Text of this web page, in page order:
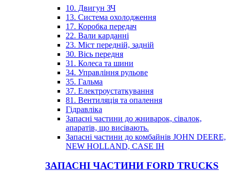
10. Двигун ЗЧ
13. Система охолодження
17. Коробка передач
22. Вали карданні
23. Міст передній, задній
30. Вісь передня
31. Колеса та шини
34. Управління рульове
35. Гальма
37. Електроустаткування
81. Вентиляція та опалення
Гідравліка
Запасні частини до жниварок, сівалок,
апаратів, що висівають.
Запасні частини до комбайнів JOHN DEERE,
NEW HOLLAND, CASE IH
ЗАПАСНІ ЧАСТИНИ FORD TRUCKS